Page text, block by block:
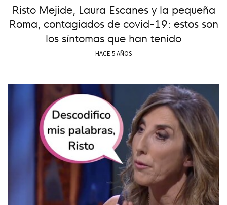
Risto Mejide, Laura Escanes y la pequeña
Roma, contagiados de covid-19: estos son
los síntomas que han tenido
HACE 5 AÑOS